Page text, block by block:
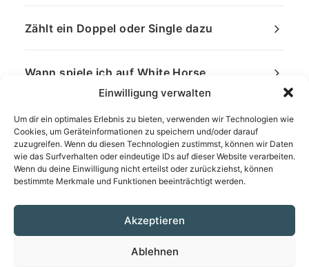
Einwilligung verwalten
Um dir ein optimales Erlebnis zu bieten, verwenden wir Technologien wie
Cookies, um Geräteinformationen zu speichern und/oder darauf
zuzugreifen. Wenn du diesen Technologien zustimmst, können wir Daten
wie das Surfverhalten oder eindeutige IDs auf dieser Website verarbeiten.
Wenn du deine Einwilligung nicht erteilst oder zurückziehst, können
bestimmte Merkmale und Funktionen beeinträchtigt werden.
Akzeptieren
Ablehnen
Zählt ein Doppel oder Single dazu
Wann spiele ich auf White Horse